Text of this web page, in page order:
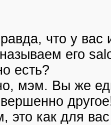
что у вас
его
есть?
мэм. Вы же
как для